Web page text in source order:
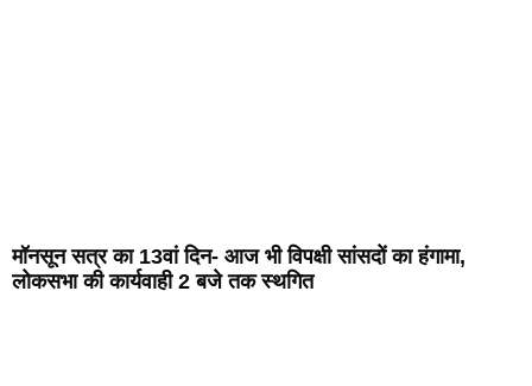
मॉनसून सत्र का 13वां दिन- आज भी विपक्षी सांसदों का हंगामा,
लोकसभा की कार्यवाही 2 बजे तक स्थगित